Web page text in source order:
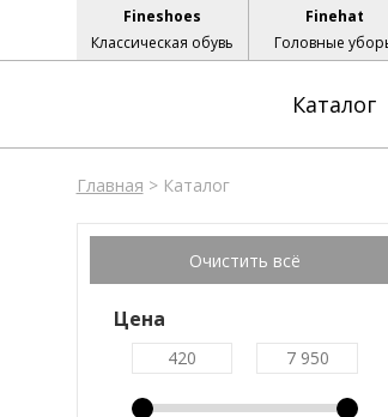
Fineshoes
Классическая обувь
Finehat
Головные
Каталог
Главная > Каталог
Цена